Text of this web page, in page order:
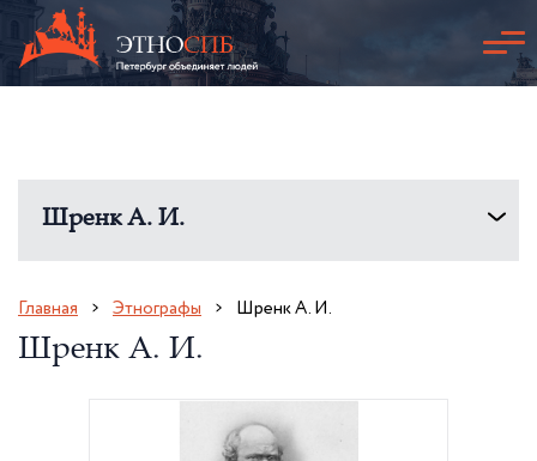
Шренк А. И.
Главная Этнографы Шренк А. И.
Шренк А. И.